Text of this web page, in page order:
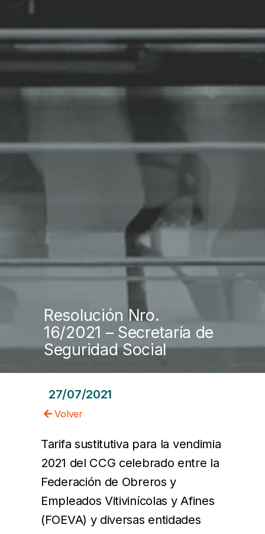
Resolución Nro.
16/2021 – Secretaría de
Seguridad Social
27/07/2021
Volver
Tarifa sustitutiva para la vendimia
2021 del CCG celebrado entre la
Federación de Obreros y
Empleados Vitivinícolas y Afines
(FOEVA) y diversas entidades